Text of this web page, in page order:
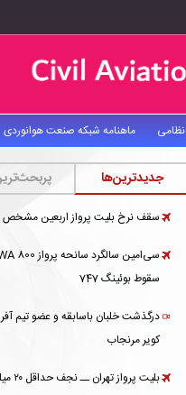
نظامی ماهنامه شبکه صنعت هوانوردی
جدیدترین‌ها
سقف نرخ بلیت پرواز اربعین
سقوط بوئینگ 747
درگذشت خلبان باسابقه و عضو تیم
کویر مرنجاب
بلیت پرواز تهران ــ نجف حداقل ۲۰ میلیون تومان شد